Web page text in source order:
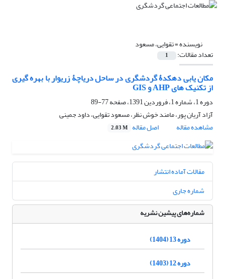
نویسنده =تقوایی، مسعود
تعداد مقالات: 1
مکان یابی دهکدۀ گردشگری در ساحل دریاچۀ زریوار با بهره گیری
از تکنیک های AHP و GIS
دوره 1، شماره 1، فروردین 1391، صفحه
77-89
آزاد آریان پور، مامند خوش نظر، مسعود تقوایی، داود جمینی
مشاهده مقاله
اصل مقاله 2.03 M
مقالات آماده انتشار
شماره جاری
شماره‌های پیشین نشریه
دوره 13 (1404)
دوره 12 (1403)